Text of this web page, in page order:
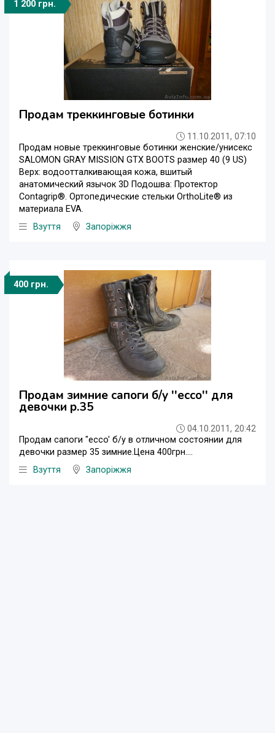
1 200 грн.
Продам треккинговые ботинки
11.10.2011, 07:10
Продам новые треккинговые ботинки женские/унисекс
SALOMON GRAY MISSION GTX BOOTS размер 40 (9 US)
Верх: водоотталкивающая кожа, вшитый
анатомический язычок 3D Подошва: Протектор
Contagrip®. Ортопедические стельки OrthoLite® из
материала EVA.
Взуття
Запоріжжя
400 грн.
Продам зимние сапоги б/у ''ecco'' для
девочки р.35
04.10.2011, 20:42
Продам сапоги "ecco' б/у в отличном состоянии для
девочки размер 35 зимние.Цена 400грн....
Взуття
Запоріжжя